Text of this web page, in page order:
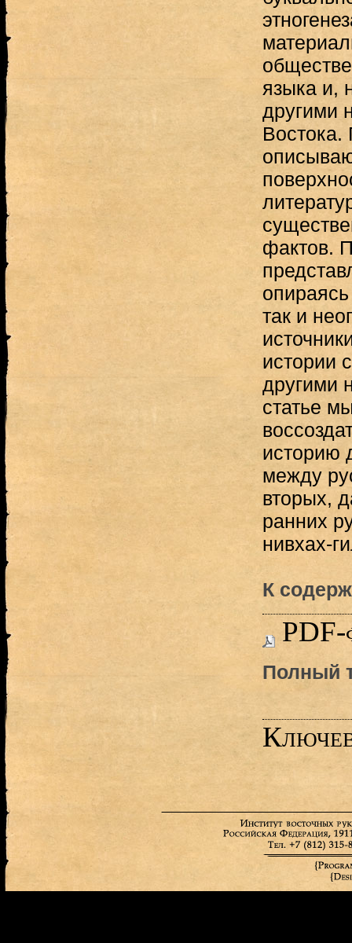
языка и,
другими
фактов.
так и
истории
другими
статье
историю
между
вторых,
ранних
нивхах-
К
PDF-
Полный